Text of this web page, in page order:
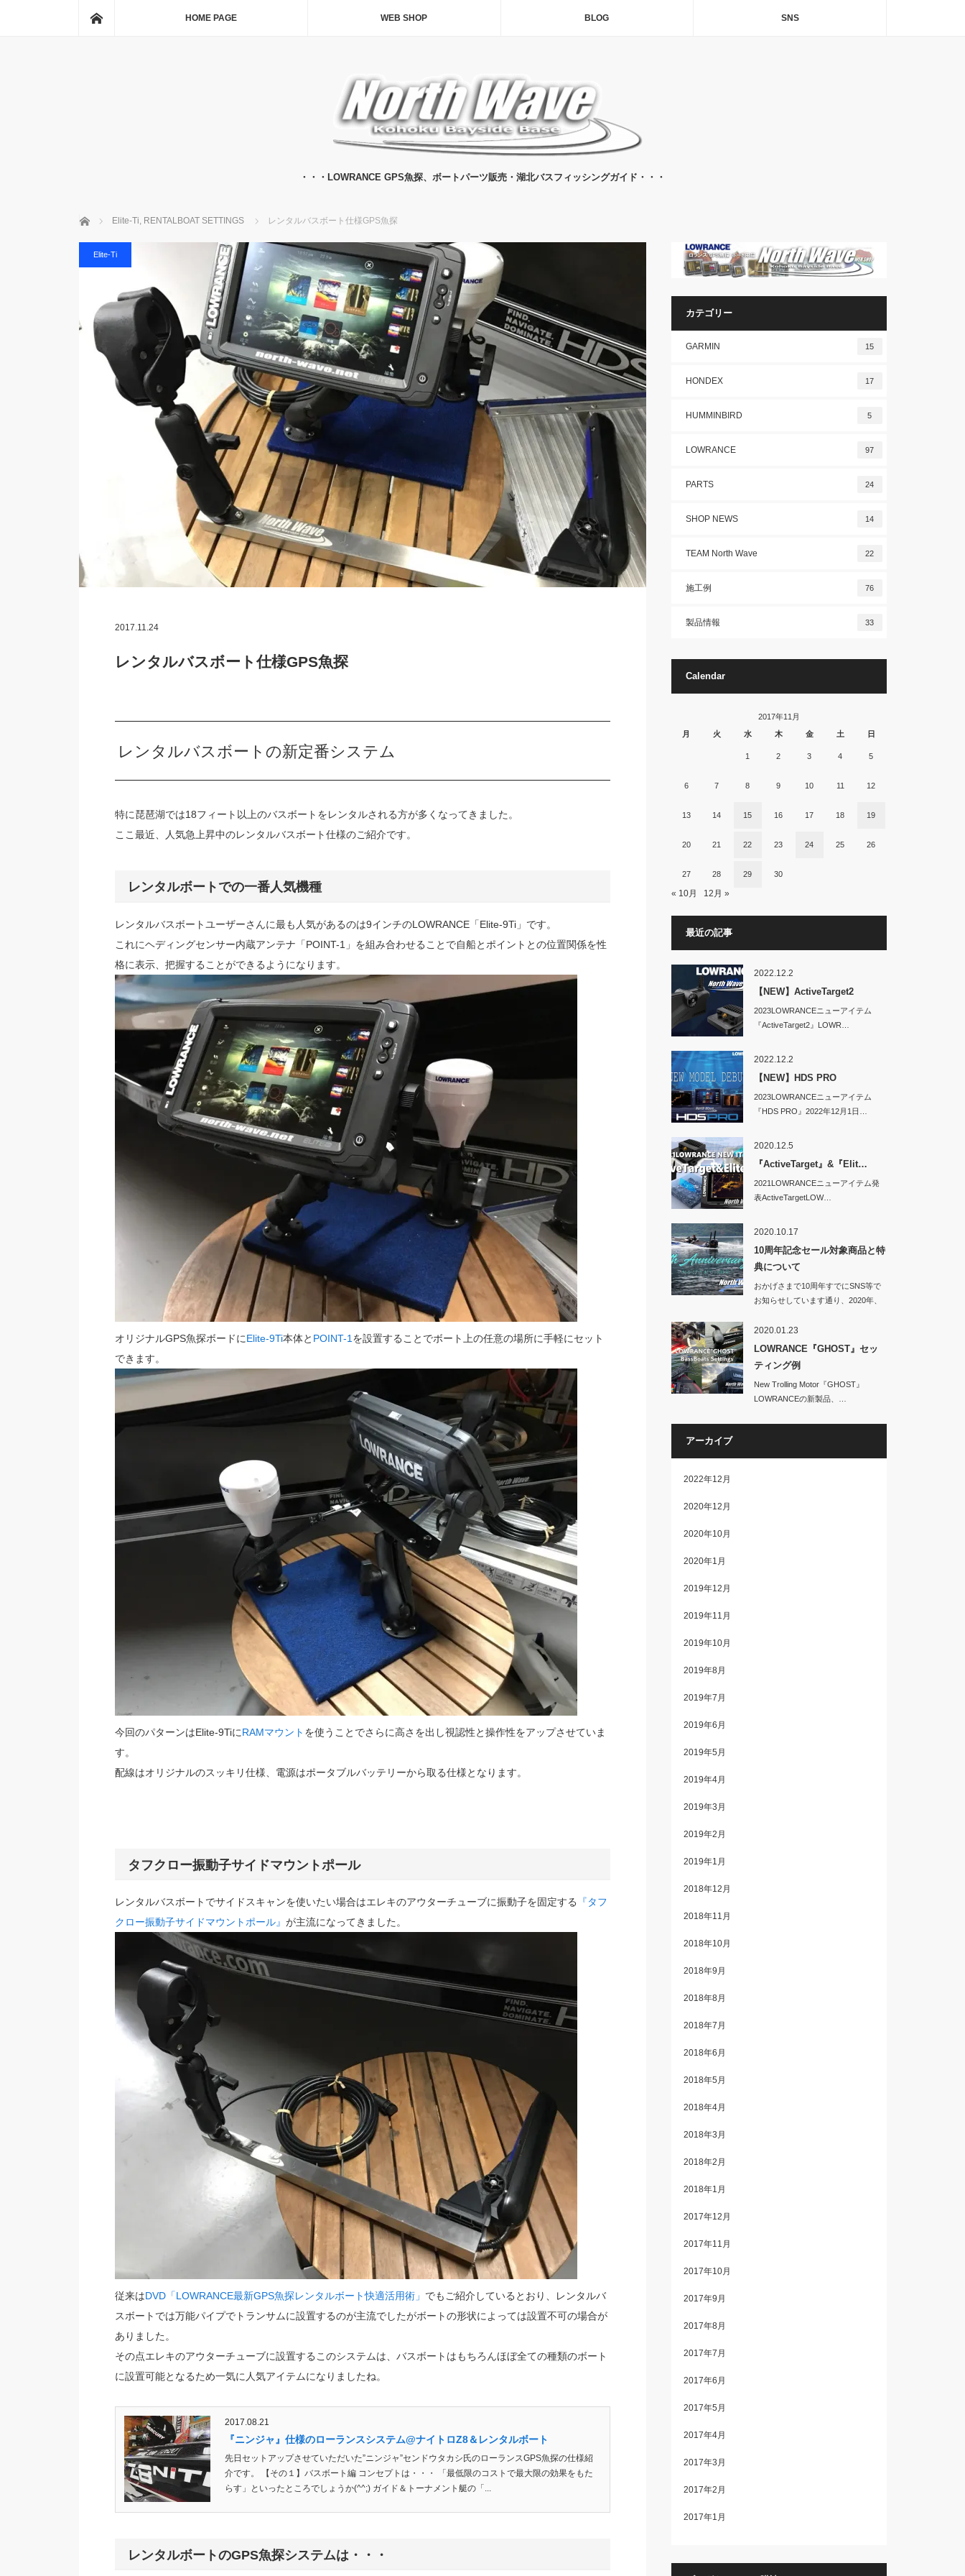
HOME PAGE WEB SHOP BLOG SNS
・・・LOWRANCE GPS魚探、ボートパーツ販売・湖北バスフィッシングガイド・・・
ホーム Elite-Ti, RENTALBOAT SETTINGS レンタルバスボート仕様GPS魚探
Elite-Ti
2017.11.24
レンタルバスボート仕様GPS魚探
レンタルバスボートの新定番システム
特に琵琶湖では18フィート以上のバスボートをレンタルされる方が多くなってきました。
ここ最近、人気急上昇中のレンタルバスボート仕様のご紹介です。
レンタルボートでの一番人気機種
レンタルバスボートユーザーさんに最も人気があるのは9インチのLOWRANCE「Elite-9Ti」です。
これにヘディングセンサー内蔵アンテナ「POINT-1」を組み合わせることで自船とポイントとの位置関係を性
格に表示、把握することができるようになります。
オリジナルGPS魚探ボードにElite-9Ti本体と POINT-1 を設置することでボート上の任意の場所に手軽にセット
できます。
今回のパターンはElite-9TiにRAMマウント を使うことでさらに高さを出し視認性と操作性をアップさせていま
す。
配線はオリジナルのスッキリ仕様、電源はポータブルバッテリーから取る仕様となります。
タフクロー振動子サイドマウントポール
レンタルバスボートでサイドスキャンを使いたい場合はエレキのアウターチューブに振動子を固定する 『タフ
クロー振動子サイドマウントポール』 が主流になってきました。
従来はDVD「LOWRANCE最新GPS魚探レンタルボート快適活用術」 でもご紹介しているとおり、レンタルバ
スボートでは万能パイプでトランサムに設置するのが主流でしたがボートの形状によっては設置不可の場合が
ありました。
その点エレキのアウターチューブに設置するこのシステムは、バスボートはもちろんほぼ全ての種類のボート
に設置可能となるため一気に人気アイテムになりましたね。
2017.08.21
『ニンジャ』仕様のローランスシステム@ナイトロZ8＆レンタルボート
先日セットアップさせていただいた”ニンジャ”センドウタカシ氏のローランスGPS魚探の仕様紹
介です。 【その１】バスボート編 コンセプトは・・・ 「最低限のコストで最大限の効果をもた
らす」といったところでしょうか(^^;) ガイド＆トーナメント艇の「...
レンタルボートのGPS魚探システムは・・・
カテゴリー
GARMIN 15
HONDEX 17
HUMMINBIRD 5
LOWRANCE 97
PARTS 24
SHOP NEWS 14
TEAM North Wave 22
施工例 76
製品情報 33
Calendar
2017年11月
月
火 水 木 金 土 日
1 2 3 4 5
6 7 8 9 10 11 12
13 14 15 16 17 18 19
20 21 22 23 24 25 26
27 28 29 30
« 10月 12月 »
最近の記事
2022.12.2
【NEW】ActiveTarget2
2023LOWRANCEニューアイテム
『ActiveTarget2』LOWR…
2022.12.2
【NEW】HDS PRO
2023LOWRANCEニューアイテム
『HDS PRO』2022年12月1日…
2020.12.5
『ActiveTarget』&『Elit…
2021LOWRANCEニューアイテム発
表ActiveTargetLOW…
2020.10.17
10周年記念セール対象商品と特
典について
おかげさまで10周年すでにSNS等で
お知らせしています通り、2020年、
2020.01.23
LOWRANCE『GHOST』セッ
ティング例
New Trolling Motor『GHOST』
LOWRANCEの新製品、…
アーカイブ
2022年12月
2020年12月
2020年10月
2020年1月
2019年12月
2019年11月
2019年10月
2019年8月
2019年7月
2019年6月
2019年5月
2019年4月
2019年3月
2019年2月
2019年1月
2018年12月
2018年11月
2018年10月
2018年9月
2018年8月
2018年7月
2018年6月
2018年5月
2018年4月
2018年3月
2018年2月
2018年1月
2017年12月
2017年11月
2017年10月
2017年9月
2017年8月
2017年7月
2017年6月
2017年5月
2017年4月
2017年3月
2017年2月
2017年1月